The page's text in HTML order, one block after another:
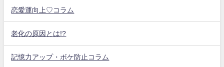
恋愛運向上♡コラム
老化の原因とは!?
記憶力アップ・ボケ防止コラム